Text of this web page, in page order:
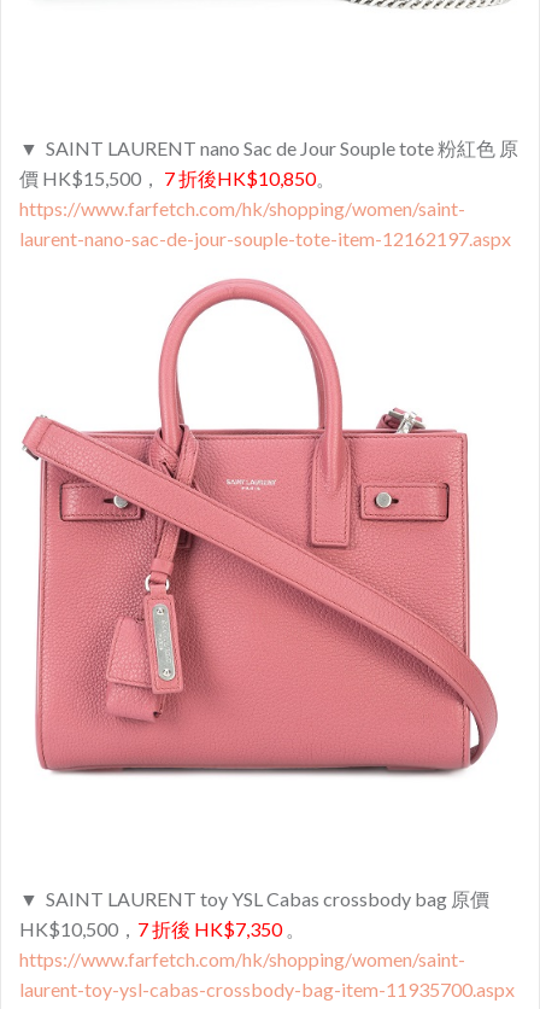
▼ SAINT LAURENT nano Sac de Jour Souple tote 粉紅色 原
價 HK$15,500，
7 折後HK$10,850。
https://www.farfetch.com/hk/shopping/women/saint-
laurent-nano-sac-de-jour-souple-tote-item-12162197.aspx
▼ SAINT LAURENT toy YSL Cabas crossbody bag 原價
HK$10,500， 7 折後 HK$7,350。
https://www.farfetch.com/hk/shopping/women/saint-
laurent-toy-ysl-cabas-crossbody-bag-item-11935700.aspx